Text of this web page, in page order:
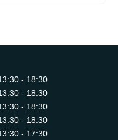
- 18:30
- 18:30
- 18:30
- 18:30
- 17:30